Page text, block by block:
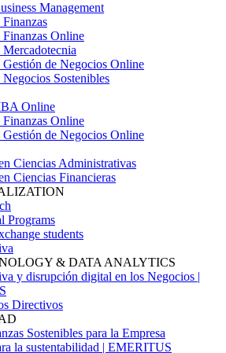
Management
Finanzas Online
Gestión de Negocios Online
Sostenibles
Online
Finanzas Online
Gestión de Negocios Online
Ciencias Administrativas
Ciencias Financieras
Programs
students
& DATA ANALYTICS
y disrupción digital en los Negocios |
Directivos
Sostenibles para la Empresa
la sustentabilidad | EMERITUS